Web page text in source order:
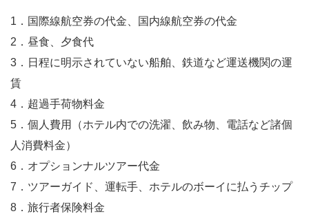
1．国際線航空券の代金、国内線航空券の代金
2．昼食、夕食代
3．日程に明示されていない船舶、鉄道など運送機関の運
賃
4．超過手荷物料金
5．個人費用（ホテル内での洗濯、飲み物、電話など諸個
人消費料金）
6．オプションナルツアー代金
7．ツアーガイド、運転手、ホテルのボーイに払うチップ
8．旅行者保険料金